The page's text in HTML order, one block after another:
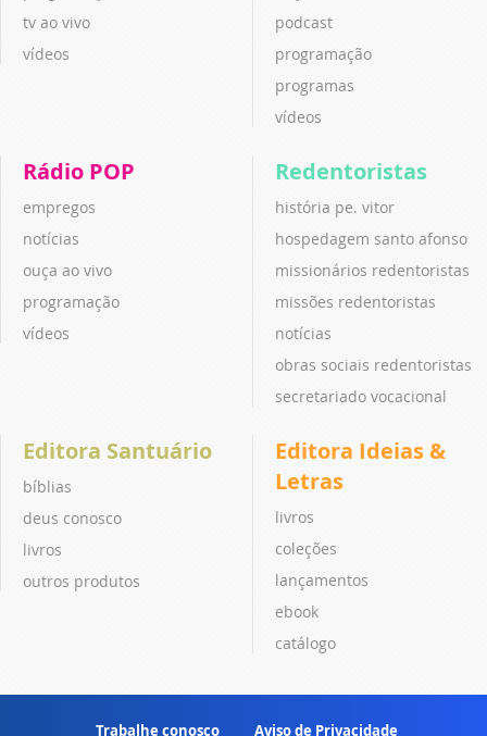
tv ao vivo
vídeos
podcast
programação
programas
vídeos
Rádio POP
empregos
notícias
ouça ao vivo
programação
vídeos
Redentoristas
história pe. vitor
hospedagem santo afonso
missionários redentoristas
missões redentoristas
notícias
obras sociais redentoristas
secretariado vocacional
Editora Santuário
bíblias
deus conosco
livros
outros produtos
Editora Ideias &
Letras
livros
coleções
lançamentos
ebook
catálogo
Trabalhe conosco Aviso de Privacidade